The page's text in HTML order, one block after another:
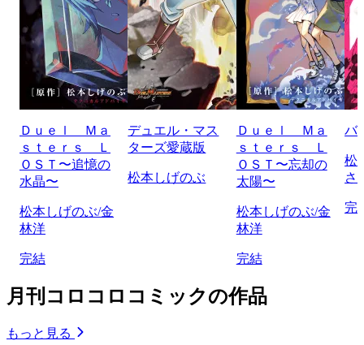
Ｄｕｅｌ Ｍａ
ｓｔｅｒｓ Ｌ
ＯＳＴ〜追憶の
水晶〜
松本しげのぶ/金
林洋
完結
デュエル・マス
ターズ愛蔵版
松本しげのぶ
Ｄｕｅｌ Ｍａ
ｓｔｅｒｓ Ｌ
ＯＳＴ〜忘却の
太陽〜
松本しげのぶ/金
林洋
完結
バ
松
さ
完
月刊コロコロコミックの作品
もっと見る